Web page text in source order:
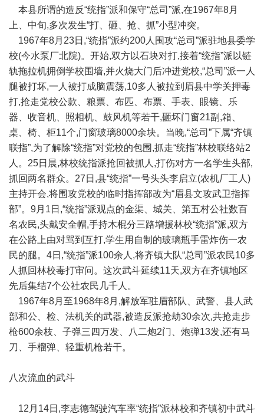
本县所谓的造反“统指”派和保守“总司”派,在1967年8月
上、中旬,多次发生“打、砸、抢、抓”小型冲突。
1967年8月23日,“统指”派约200人围攻“总司”派驻地县委学
校(今水泵厂北院)。开始,双方以石块对打,接着“统指”派以链
轨拖拉机拥倒学校围墙,并火烧大门后冲进党校,“总司”派一人
腿被打坏,一人被打成脑震荡,10多人被拉到眉县中学关押毒
打,抢走党校公款、粮票、布匹、布票、手表、眼镜、乐
器、收音机、照相机、鼓风机等若干,砸坏门窗21副,箱、
桌、椅、柜11个,门窗玻璃8000余块。当晚,“总司”下属“齐镇
联指”,为了解除“统指”对党校的包围,抓走“统指”林校联络站2
人。25日晨,林校统指派抢回被抓人,打伤对方一名学生头部,
抓回两名群众。27日,县“统指”一号头头李启立(农机厂工人)
主持开会,将围攻党校的临时指挥部改为“眉县文攻武卫指挥
部”。9月1日,“统指”派观点的金渠、城关、第五村公社数百
名农民,头戴安全帽,手持木棍分三路增援林校“统指”派,双方
在公路上由对骂到互打,学生用自制的玻璃瓶手雷炸伤一农
民的腿。4日,“统指”派100余人,将齐镇大队“总司”派农民10多
人抓回林校毒打审问。这次武斗延续11天,双方在齐镇地区
先后集结7个公社农民几千人。
1967年8月至1968年8月,解放军驻眉部队、武警、县人武
部和公、检、法机关的武器,被造反派抢劫30余次,共抢走步
枪600余枝、子弹三四万发、八二炮2门、炮弹13发,还有马
刀、手榴弹、轻重机枪若干。
八次流血的武斗
12月14日,李志德驾驶汽车率“统指”派林校和齐镇初中武斗